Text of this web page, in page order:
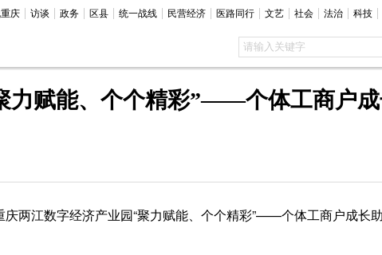
庆 访谈 政务 区县 统一战线 民营经济 医路同行 文艺 社会 法治 科技
力赋能、个个精彩”——个体工商户
江数字经济产业园“聚力赋能、个个精彩”——个体工商户成长